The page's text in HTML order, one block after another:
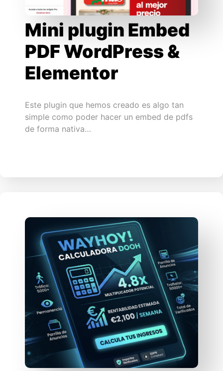
Mini plugin Embed
PDF WordPress &
Elementor
Este plugin que hemos creado es algo tan
simple como poder hacer un embed de pdfs
de forma nativa…